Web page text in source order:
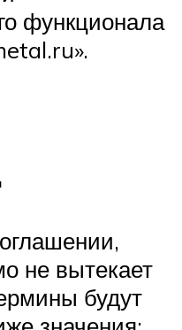
функционала
не вытекает
будут